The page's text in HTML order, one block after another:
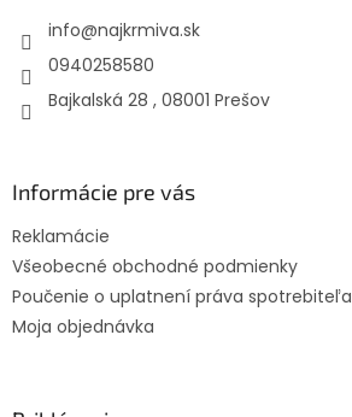
info@najkrmiva.sk
0940258580
Bajkalská 28 , 08001 Prešov
Informácie pre vás
Reklamácie
Všeobecné obchodné podmienky
Poučenie o uplatnení práva spotrebiteľa
Moja objednávka